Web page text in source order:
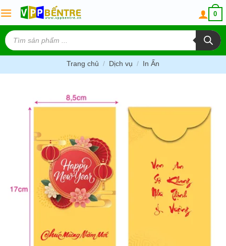
to
content
0
Tìm
kiếm
sản
phẩm
Trang chủ / Dịch vụ / In Ấn